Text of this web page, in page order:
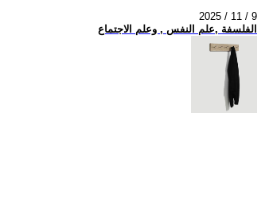
2025 / 11 / 9
الفلسفة ,علم النفس , وعلم الاجتماع